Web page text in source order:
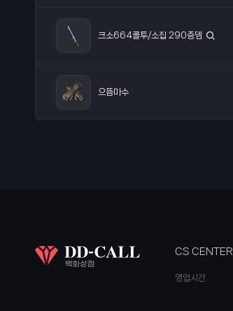
크소664콜투/소집 290증뎀
으뜸마수
CS CENTER
영업시간